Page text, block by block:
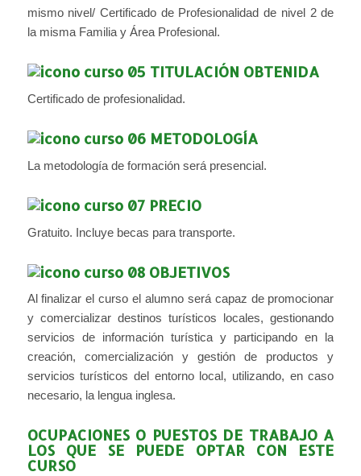
mismo nivel/ Certificado de Profesionalidad de nivel 2 de
la misma Familia y Área Profesional.
TITULACIÓN OBTENIDA
Certificado de profesionalidad.
METODOLOGÍA
La metodología de formación será presencial.
PRECIO
Gratuito. Incluye becas para transporte.
OBJETIVOS
Al finalizar el curso el alumno será capaz de promocionar
y comercializar destinos turísticos locales, gestionando
servicios de información turística y participando en la
creación, comercialización y gestión de productos y
servicios turísticos del entorno local, utilizando, en caso
necesario, la lengua inglesa.
OCUPACIONES O PUESTOS DE TRABAJO A
LOS QUE SE PUEDE OPTAR CON ESTE
CURSO